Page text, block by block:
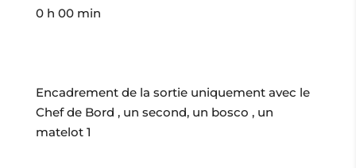
0 h 00 min
Encadrement de la sortie uniquement avec le
Chef de Bord , un second, un bosco , un
matelot 1